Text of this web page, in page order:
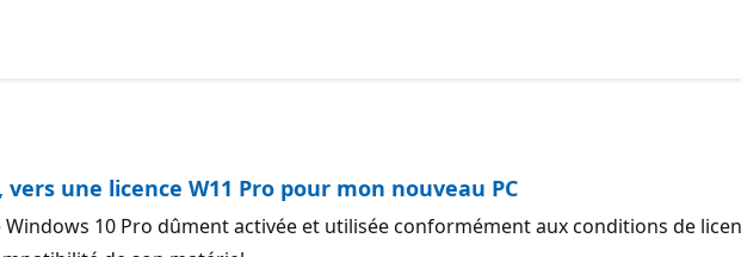
une licence W11 Pro pour mon nouveau PC
10 Pro dûment activée et utilisée conformément aux conditions de